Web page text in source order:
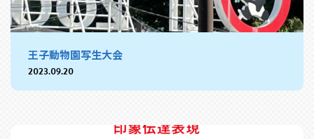
王子動物園写生大会
2023.09.20